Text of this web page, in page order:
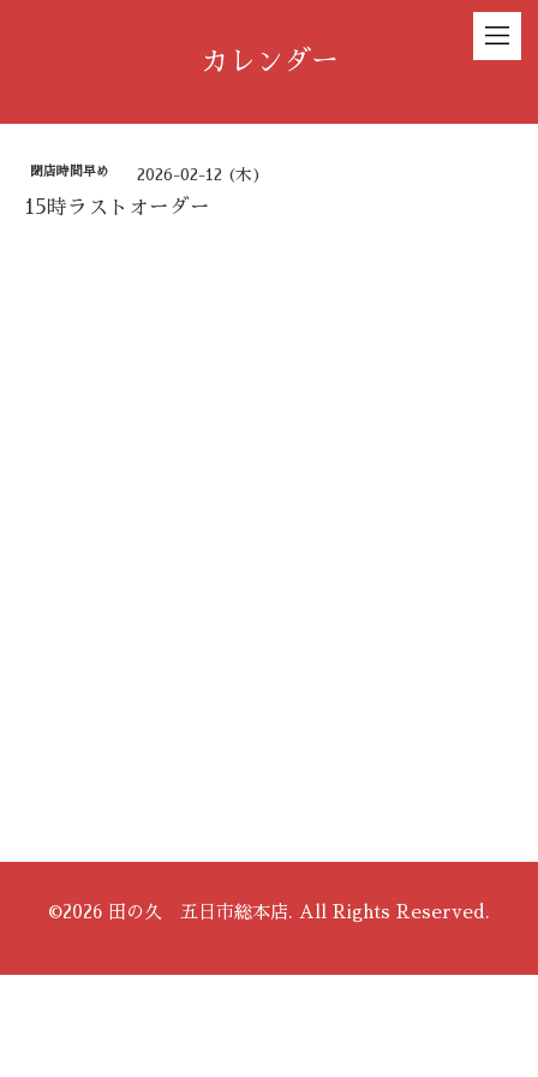
カレンダー
閉店時間早め 2026-02-12 (木)
15時ラストオーダー
©2026 田の久 五日市総本店 . All Rights Reserved.